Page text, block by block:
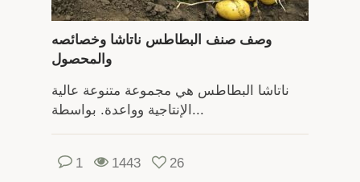
وصف صنف البطاطس ناتاشا وخصائصه
والمحصول
ناتاشا البطاطس هي مجموعة متنوعة عالية
الإنتاجية وواعدة. بواسطة...
1 1443 26